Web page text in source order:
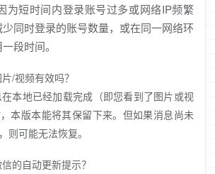
为短时间内登录账号过多或网络IP频繁
同时登录的账号数量，或在同一网络环
段时间。
/视频有效吗？
本地已经加载完成（即您看到了图片或视
本版本能将其保留下来。但如果消息尚未
则可能无法恢复。
的自动更新提示？